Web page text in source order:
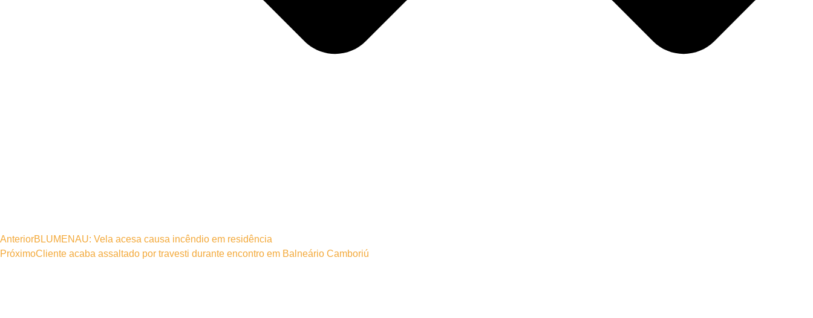
AnteriorBLUMENAU: Vela acesa causa incêndio em residência
PróximoCliente acaba assaltado por travesti durante encontro em Balneário Camboriú